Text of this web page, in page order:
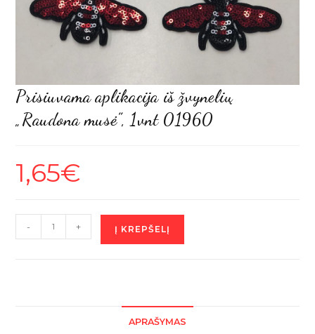
Prisiuvama aplikacija iš žvynelių
„Raudona musė”, 1vnt 01960
1,65€
produkto
kiekis:
- + Į KREPŠELĮ
APRAŠYMAS